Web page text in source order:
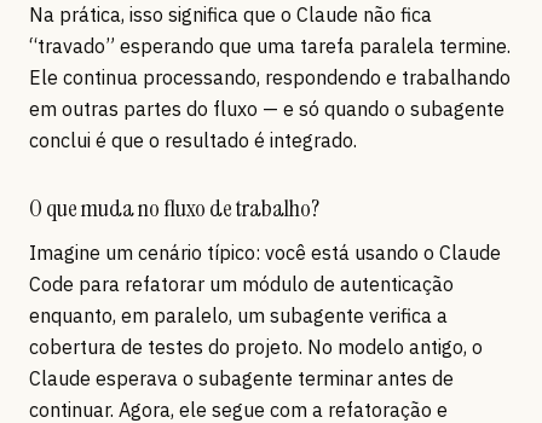
Na prática, isso significa que o Claude não fica
“travado” esperando que uma tarefa paralela termine.
Ele continua processando, respondendo e trabalhando
em outras partes do fluxo — e só quando o subagente
conclui é que o resultado é integrado.
O que muda no fluxo de trabalho?
Imagine um cenário típico: você está usando o Claude
Code para refatorar um módulo de autenticação
enquanto, em paralelo, um subagente verifica a
cobertura de testes do projeto. No modelo antigo, o
Claude esperava o subagente terminar antes de
continuar. Agora, ele segue com a refatoração e